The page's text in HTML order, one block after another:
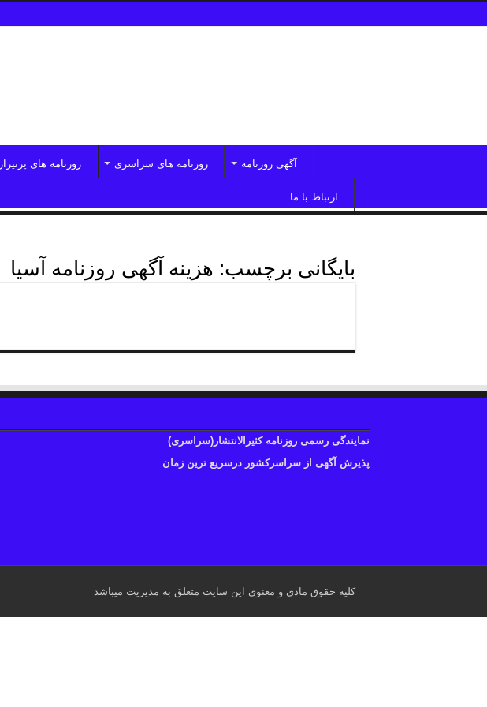
آگهی روزنامه روزنامه های سراسری روزنامه های پرتیراژ
ارتباط با ما
بایگانی برچسب: هزینه آگهی روزنامه آسیا
نمایندگی رسمی روزنامه کثیرالانتشار(سراسری)
پذیرش آگهی از سراسرکشور درسریع ترین زمان
کلیه حقوق مادی و معنوی این سایت متعلق به مدیریت میباشد